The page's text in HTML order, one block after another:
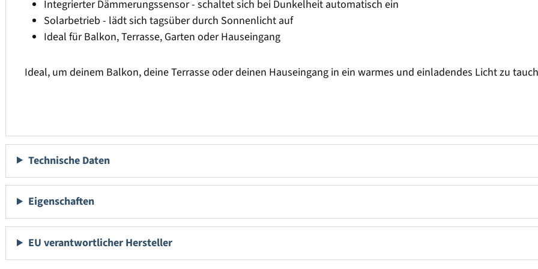
Integrierter Dämmerungssensor - schaltet sich bei Dunkelheit automatisch ein
Solarbetrieb - lädt sich tagsüber durch Sonnenlicht auf
Ideal für Balkon, Terrasse, Garten oder Hauseingang
Ideal, um deinem Balkon, deine Terrasse oder deinen Hauseingang in ein warmes und einladendes Licht zu
Technische Daten
Eigenschaften
EU verantwortlicher Hersteller